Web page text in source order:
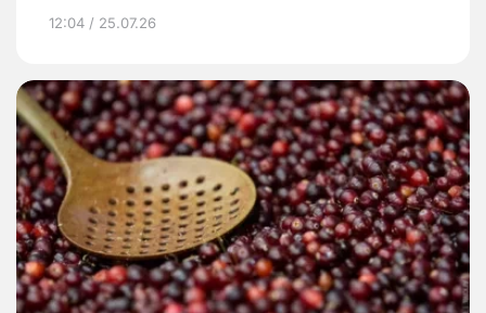
12:04 / 25.07.26